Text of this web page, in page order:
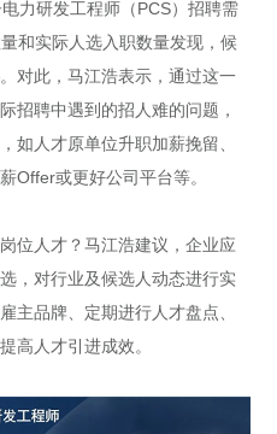
力研发工程师（PCS）招聘需
和实际人选入职数量发现，候
对此，马江浩表示，通过这一
招聘中遇到的招人难的问题，
如人才原单位升职加薪挽留、
Offer或更好公司平台等。
位人才？马江浩建议，企业应
，对行业及候选人动态进行实
主品牌、定期进行人才盘点、
高人才引进成效。